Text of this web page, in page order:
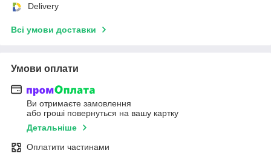
Delivery
Всі умови доставки
Умови оплати
Ви отримаєте замовлення
або гроші повернуться на вашу картку
Детальніше
Оплатити частинами